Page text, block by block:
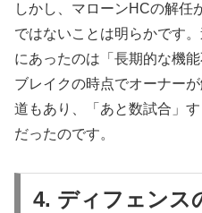
しかし、マローンHCの解任
ではないことは明らかです
にあったのは「長期的な機
ブレイクの時点でオーナー
道もあり、「あと数試合」
だったのです。
4. ディフェンス